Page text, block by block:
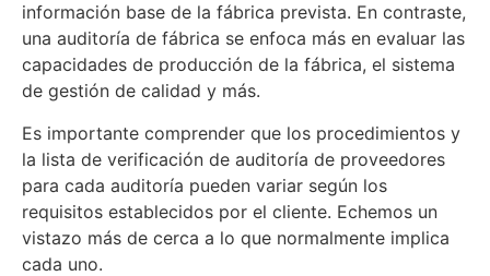
información base de la fábrica prevista. En contraste,
una auditoría de fábrica se enfoca más en evaluar las
capacidades de producción de la fábrica, el sistema
de gestión de calidad y más.
Es importante comprender que los procedimientos y
la lista de verificación de auditoría de proveedores
para cada auditoría pueden variar según los
requisitos establecidos por el cliente. Echemos un
vistazo más de cerca a lo que normalmente implica
cada uno.